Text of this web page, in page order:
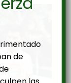
de